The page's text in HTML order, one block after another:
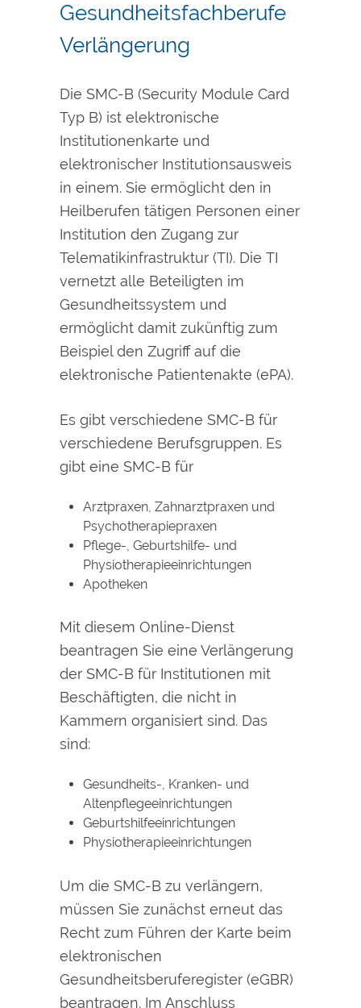
Gesundheitsfachberufe
Verlängerung
Die SMC-B (Security Module Card
Typ B) ist elektronische
Institutionenkarte und
elektronischer Institutionsausweis
in einem. Sie ermöglicht den in
Heilberufen tätigen Personen einer
Institution den Zugang zur
Telematikinfrastruktur (TI). Die TI
vernetzt alle Beteiligten im
Gesundheitssystem und
ermöglicht damit zukünftig zum
Beispiel den Zugriff auf die
elektronische Patientenakte (ePA).
Es gibt verschiedene SMC-B für
verschiedene Berufsgruppen. Es
gibt eine SMC-B für
Arztpraxen, Zahnarztpraxen und
Psychotherapiepraxen
Pflege-, Geburtshilfe- und
Physiotherapieeinrichtungen
Apotheken
Mit diesem Online-Dienst
beantragen Sie eine Verlängerung
der SMC-B für Institutionen mit
Beschäftigten, die nicht in
Kammern organisiert sind. Das
sind:
Gesundheits-, Kranken- und
Altenpflegeeinrichtungen
Geburtshilfeeinrichtungen
Physiotherapieeinrichtungen
Um die SMC-B zu verlängern,
müssen Sie zunächst erneut das
Recht zum Führen der Karte beim
elektronischen
Gesundheitsberuferegister (eGBR)
beantragen. Im Anschluss